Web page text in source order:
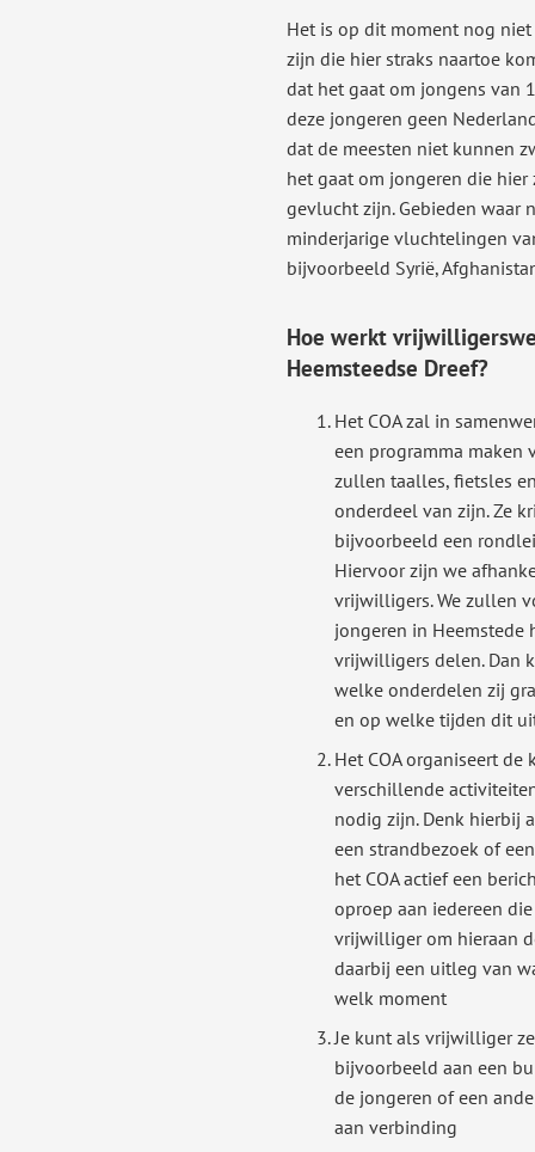
Het is op dit moment nog
zijn die hier straks naartoe
dat het gaat om jongens van
deze jongeren geen
dat de meesten niet kunnen
het gaat om jongeren die hier
gevlucht zijn. Gebieden waar
minderjarige vluchtelingen
bijvoorbeeld Syrië,
Hoe werkt
Heemsteedse Dreef?
Het COA zal in
een programma maken
zullen taalles, fietsles
onderdeel van zijn. Ze
bijvoorbeeld een
Hiervoor zijn we
vrijwilligers. We zullen
jongeren in Heemstede
vrijwilligers delen. Dan
welke onderdelen zij
en op welke tijden dit
Het COA organiseert de
verschillende
nodig zijn. Denk hierbij
een strandbezoek of
het COA actief een
oproep aan iedereen
vrijwilliger om hieraan
daarbij een uitleg van
welk moment
Je kunt als vrijwilliger
bijvoorbeeld aan een
de jongeren of een
aan verbinding